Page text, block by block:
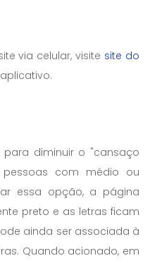
via celular, visite site do
para diminuir o "cansaço
com médio ou
essa opção, a página
preto e as letras ficam
ainda ser associada à
Quando acionado, em